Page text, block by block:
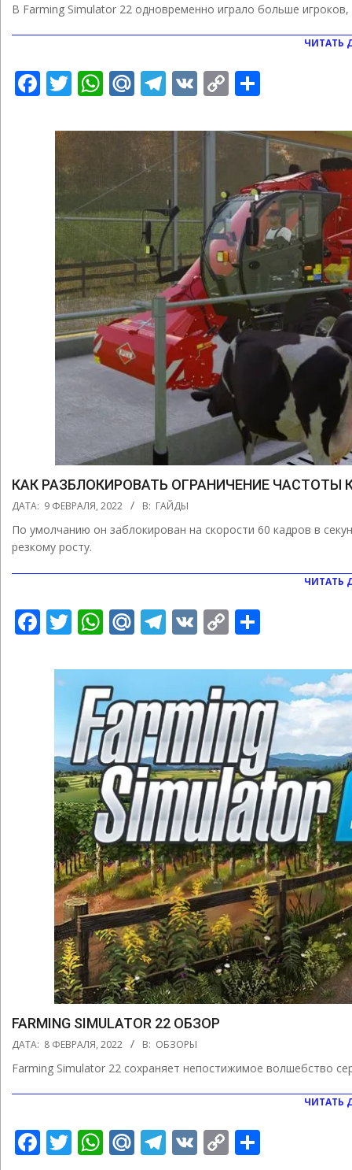
09
В Farming Simulator 22 одновременно играло больше
ЧИТАТЬ
Facebook
Twitter
WhatsApp
Mail.Ru
Telegram
VK Copy
КАК РАЗБЛОКИРОВАТЬ ОГРАНИЧЕНИЕ ЧАСТОТЫ
2022-
09
ДАТА: 9 ФЕВРАЛЯ, 2022 В: ГАЙДЫ
По умолчанию он заблокирован на скорости 60 кадров в
резкому росту.
ЧИТАТЬ
Facebook
Twitter
WhatsApp
Mail.Ru
Telegram
VK Copy
Link
FARMING SIMULATOR 22 ОБЗОР
2022-
08
ДАТА: 8 ФЕВРАЛЯ, 2022 В: ОБЗОРЫ
Farming Simulator 22 сохраняет непостижимое волшебство
ЧИТАТЬ
Facebook
Twitter
WhatsApp
Mail.Ru
Telegram
VK Copy